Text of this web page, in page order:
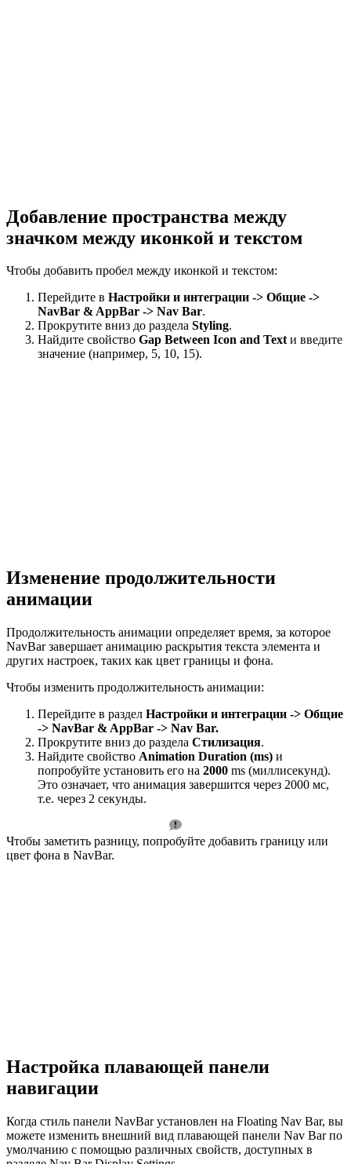
Добавление пространства между
значком между иконкой и текстом
Чтобы добавить пробел между иконкой и текстом:
Перейдите в Настройки и интеграции -> Общие ->
NavBar & AppBar -> Nav Bar.
Прокрутите вниз до раздела Styling.
Найдите свойство Gap Between Icon and Textи введите
значение (например, 5, 10, 15).
Изменение продолжительности
анимации
Продолжительность анимации определяет время, за которое
NavBar завершает анимацию раскрытия текста элемента и
других настроек, таких как цвет границы и фона.
Чтобы изменить продолжительность анимации:
Перейдите в раздел Настройки и интеграции -> Общие
-> NavBar & AppBar -> Nav Bar.
Прокрутите вниз до раздела Стилизация.
Найдите свойство Animation Duration (ms) и
попробуйте установить его на 2000 ms (миллисекунд).
Это означает, что анимация завершится через 2000 мс,
т.е. через 2 секунды.
Чтобы заметить разницу, попробуйте добавить границу или
цвет фона в NavBar.
Настройка плавающей панели
навигации
Когда стиль панели NavBar установлен на Floating Nav Bar, вы
можете изменить внешний вид плавающей панели Nav Bar по
умолчанию с помощью различных свойств, доступных в